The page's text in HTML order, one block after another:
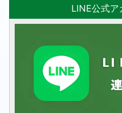
LINE公式ア